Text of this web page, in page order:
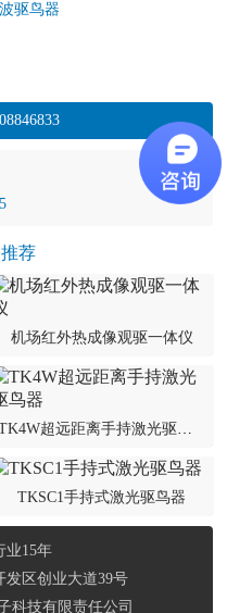
驱鸟器
荐
机场红外热成像观驱一体仪
TK4W超远距离手持激光驱鸟器
TKSC1手持式激光驱鸟器
业15年
发区创业大道39号
科技有限责任公司